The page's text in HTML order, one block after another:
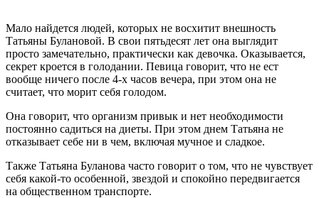
Мало найдется людей, которых не восхитит внешность
Татьяны Булановой. В свои пятьдесят лет она выглядит
просто замечательно, практически как девочка. Оказывается,
секрет кроется в голодании. Певица говорит, что не ест
вообще ничего после 4-х часов вечера, при этом она не
считает, что морит себя голодом.
Она говорит, что организм привык и нет необходимости
постоянно садиться на диеты. При этом днем Татьяна не
отказывает себе ни в чем, включая мучное и сладкое.
Также Татьяна Буланова часто говорит о том, что не чувствует
себя какой-то особенной, звездой и спокойно передвигается
на общественном транспорте.